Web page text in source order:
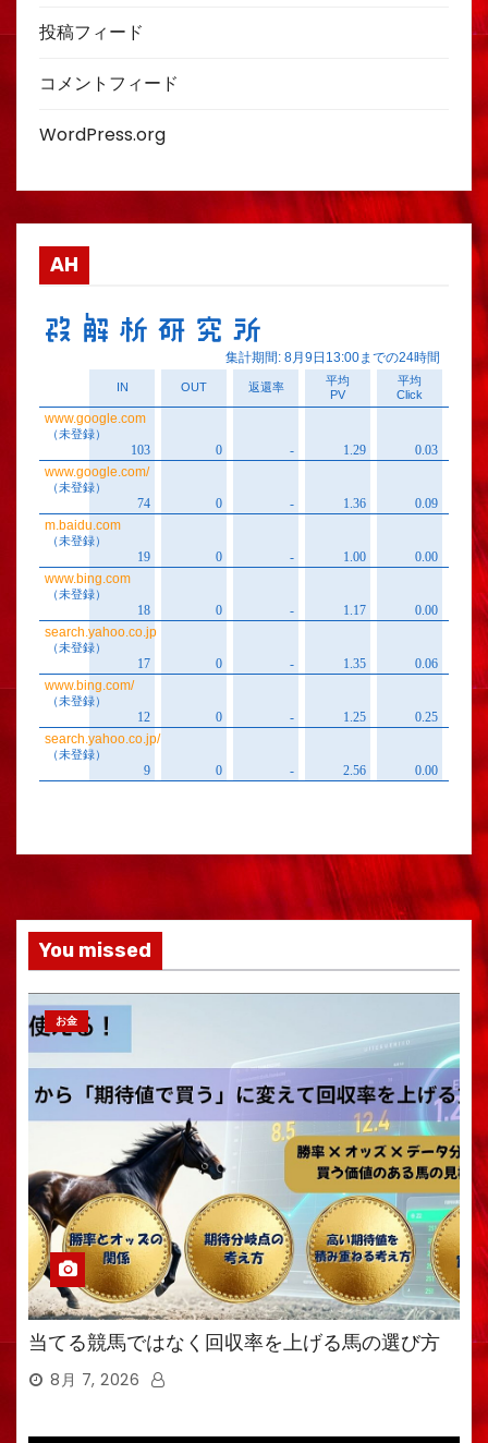
投稿フィード
コメントフィード
WordPress.org
AH
You missed
お金
当てる競馬ではなく回収率を上げる馬の選び方
8月 7, 2026